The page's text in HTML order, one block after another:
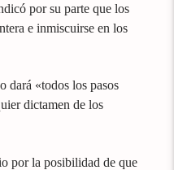
por su parte que los
e inmiscuirse en los
dará «todos los pasos
dictamen de los
por la posibilidad de que